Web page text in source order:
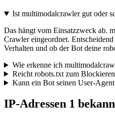
Ist multimodalcrawler gut oder
Das hängt vom Einsatzzweck ab.
Crawler eingeordnet.
Verhalten und ob der Bot deine
Wie erkenne ich
Reicht robots.txt zum
Kann ein Bot seinen User-
IP-Adressen 1